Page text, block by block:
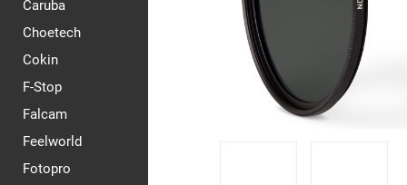
Caruba
Choetech
Cokin
F-Stop
Falcam
Feelworld
Fotopro